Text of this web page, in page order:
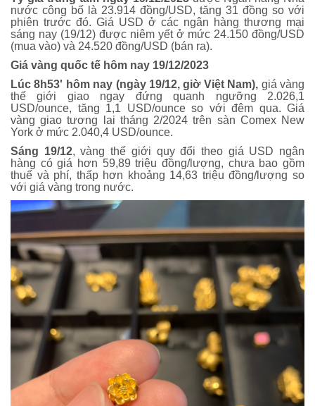
nước công bố là 23.914 đồng/USD, tăng 31 đồng so với
phiên trước đó. Giá USD ở các ngân hàng thương mại
sáng nay (19/12) được niêm yết ở mức 24.150 đồng/USD
(mua vào) và 24.520 đồng/USD (bán ra).
Giá vàng quốc tế hôm nay 19/12/2023
Lúc 8h53' hôm nay (ngày 19/12, giờ Việt Nam), giá vàng
thế giới giao ngay đứng quanh ngưỡng 2.026,1
USD/ounce, tăng 1,1 USD/ounce so với đêm qua. Giá
vàng giao tương lai tháng 2/2024 trên sàn Comex New
York ở mức 2.040,4 USD/ounce.
Sáng 19/12, vàng thế giới quy đổi theo giá USD ngân
hàng có giá hơn 59,89 triệu đồng/lượng, chưa bao gồm
thuế và phí, thấp hơn khoảng 14,63 triệu đồng/lượng so
với giá vàng trong nước.